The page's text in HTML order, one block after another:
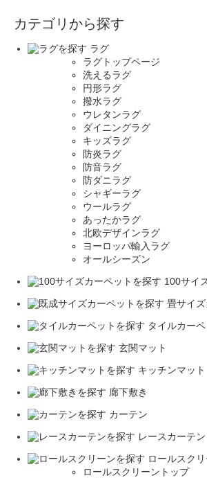
カテゴリから探す
ラグ
ラグトップページ
洗えるラグ
円形ラグ
撥水ラグ
ウレタンラグ
ダイニングラグ
キッズラグ
防炎ラグ
防音ラグ
防ダニラグ
シャギーラグ
ウールラグ
あったかラグ
北欧デザインラグ
ヨーロッパ輸入ラグ
オールシーズン
100サイ
畳サイ
タイルカーペ
玄関マット
キッチンマット
廊下敷き
カーテン
レースカーテン
ロールスク
ロールスクリーントップ